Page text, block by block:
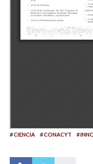
#CIENCIA #CONACYT #